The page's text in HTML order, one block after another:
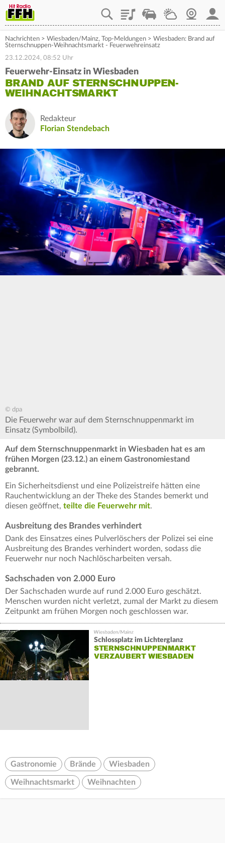
PlaylistStaupilotWetterWebcam
Nachrichten > Wiesbaden/Mainz, Top-Meldungen > Wiesbaden: Brand auf
Sternschnuppen-Weihnachtsmarkt - Feuerwehreinsatz
23.12.2024, 08:52 Uhr
Feuerwehr-Einsatz in Wiesbaden
BRAND AUF STERNSCHNUPPEN-
WEIHNACHTSMARKT
Redakteur
Florian Stendebach
© dpa
Die Feuerwehr war auf dem Sternschnuppenmarkt im
Einsatz (Symbolbild).
Auf dem Sternschnuppenmarkt in Wiesbaden hat es am
frühen Morgen (23.12.) an einem Gastronomiestand
gebrannt.
Ein Sicherheitsdienst und eine Polizeistreife hätten eine
Rauchentwicklung an der Theke des Standes bemerkt und
diesen geöffnet, teilte die Feuerwehr mit.
Ausbreitung des Brandes verhindert
Dank des Einsatzes eines Pulverlöschers der Polizei sei eine
Ausbreitung des Brandes verhindert worden, sodass die
Feuerwehr nur noch Nachlöscharbeiten versah.
Sachschaden von 2.000 Euro
Der Sachschaden wurde auf rund 2.000 Euro geschätzt.
Menschen wurden nicht verletzt, zumal der Markt zu diesem
Zeitpunkt am frühen Morgen noch geschlossen war.
Schlossplatz im Lichterglanz
STERNSCHNUPPENMARKT
VERZAUBERT WIESBADEN
Gastronomie Brände Wiesbaden
Weihnachtsmarkt Weihnachten